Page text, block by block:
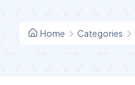
Home Categories